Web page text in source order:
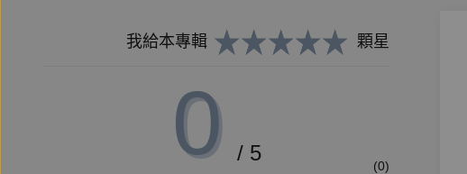
作者簡介
上海成長、英國求學。研究宗教與政治、性別、文化的關係。
相信審美有改變結構的力量。著有《食光記憶：12則鄉愁的
我給本專輯 顆星
0 / 5
(0)